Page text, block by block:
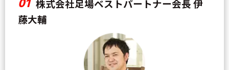
株式会社足場ベストパートナー会長 伊
藤大輔